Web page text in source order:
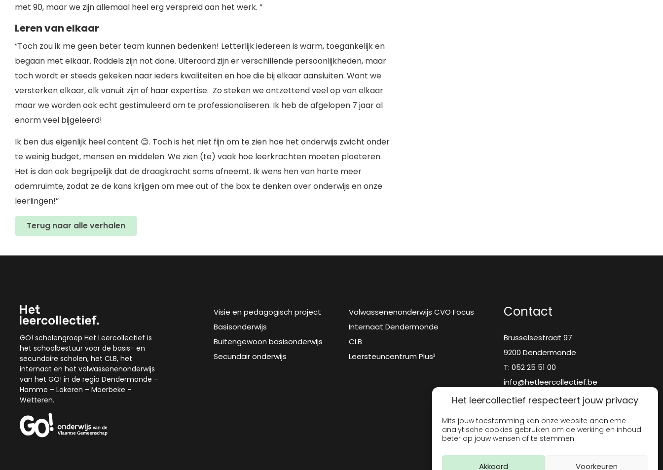
Het leercollectief respecteert jouw privacy
Mits jouw toestemming kan onze website anonieme
analytische cookies gebruiken om de werking en inhoud
beter op jouw wensen af te stemmen
Akkoord Voorkeuren
met 90, maar we zijn allemaal heel erg verspreid aan het werk. ”
Leren van elkaar
“Toch zou ik me geen beter team kunnen bedenken! Letterlijk iedereen is warm, toegankelijk en
begaan met elkaar. Roddels zijn not done. Uiteraard zijn er verschillende persoonlijkheden, maar
toch wordt er steeds gekeken naar ieders kwaliteiten en hoe die bij elkaar aansluiten. Want we
versterken elkaar, elk vanuit zijn of haar expertise. Zo steken we ontzettend veel op van elkaar
maar we worden ook echt gestimuleerd om te professionaliseren. Ik heb de afgelopen 7 jaar al
enorm veel bijgeleerd!
Ik ben dus eigenlijk heel content 😊. Toch is het niet fijn om te zien hoe het onderwijs zwicht onder
te weinig budget, mensen en middelen. We zien (te) vaak hoe leerkrachten moeten ploeteren.
Het is dan ook begrijpelijk dat de draagkracht soms afneemt. Ik wens hen van harte meer
ademruimte, zodat ze de kans krijgen om mee out of the box te denken over onderwijs en onze
leerlingen!”
Terug naar alle verhalen
GO! scholengroep Het Leercollectief is
het schoolbestuur voor de basis- en
secundaire scholen, het CLB, het
internaat en het volwassenenonderwijs
van het GO! in de regio Dendermonde –
Hamme – Lokeren – Moerbeke –
Wetteren.
Visie en pedagogisch project
Basisonderwijs
Buitengewoon basisonderwijs
Secundair onderwijs
Volwassenenonderwijs CVO Focus
Internaat Dendermonde
CLB
Leersteuncentrum Plus²
Contact
Brusselsestraat 97
9200 Dendermonde
T:052 25 51 00
info@hetleercollectief.be